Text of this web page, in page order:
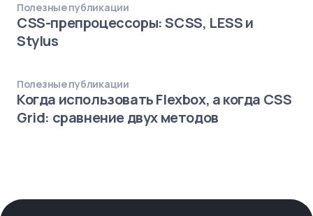
Полезные публикации
CSS-препроцессоры: SCSS, LESS и
Stylus
Полезные публикации
Когда использовать Flexbox, а когда CSS
Grid: сравнение двух методов